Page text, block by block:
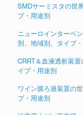
SMDサーミスタの世
プ・用途別
ニューロインターベ
別、地域別、タイプ
CRRT＆血液透析装
イプ・用途別
ワイン膜ろ過装置の
プ・用途別